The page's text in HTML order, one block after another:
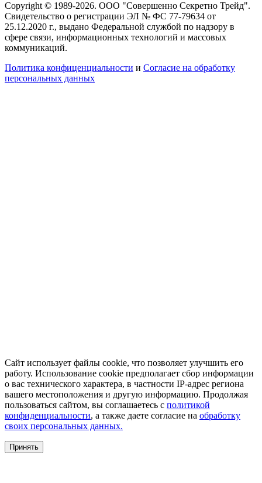
Copyright © 1989-2026. ООО "Совершенно Секретно Трейд".
Свидетельство о регистрации ЭЛ № ФС 77-79634 от
25.12.2020 г., выдано Федеральной службой по надзору в
сфере связи, информационных технологий и массовых
коммуникаций.
Политика конфиценциальности и Согласие на обработку
персональных данных
Сайт использует файлы cookie, что позволяет улучшить его
работу. Использование cookie предполагает сбор информации
о вас технического характера, в частности IP-адрес региона
вашего местоположения и другую информацию. Продолжая
пользоваться сайтом, вы соглашаетесь с политикой
конфиденциальности, а также даете согласие на обработку
своих персональных данных.
Принять